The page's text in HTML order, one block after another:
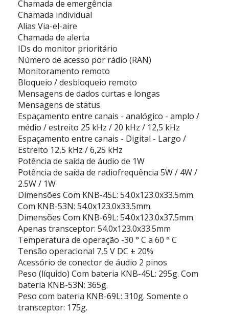
Chamada de emergência
Chamada individual
Alias Via-el-aire
Chamada de alerta
IDs do monitor prioritário
Número de acesso por rádio (RAN)
Monitoramento remoto
Bloqueio / desbloqueio remoto
Mensagens de dados curtas e longas
Mensagens de status
Espaçamento entre canais - analógico - amplo /
médio / estreito 25 kHz / 20 kHz / 12,5 kHz
Espaçamento entre canais - Digital - Largo /
Estreito 12,5 kHz / 6,25 kHz
Potência de saída de áudio de 1W
Potência de saída de radiofrequência 5W / 4W /
2.5W / 1W
Dimensões Com KNB-45L: 54.0x123.0x33.5mm.
Com KNB-53N: 54.0x123.0x33.5mm.
Dimensões Com KNB-69L: 54.0x123.0x37.5mm.
Apenas transceptor: 54.0x123.0x33.5mm
Temperatura de operação -30 ° C a 60 ° C
Tensão operacional 7,5 V DC ± 20%
Acessório de conector de áudio 2 pinos
Peso (líquido) Com bateria KNB-45L: 295g. Com
bateria KNB-53N: 365g.
Peso com bateria KNB-69L: 310g. Somente o
transceptor: 175g.